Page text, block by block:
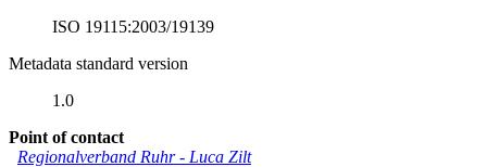
ISO 19115:2003/19139
Metadata standard version
1.0
Point of contact
Regionalverband Ruhr- Luca Zilt